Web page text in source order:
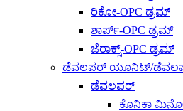
ರಿಕೋ-OPC ಡ್ರಮ್
ಶಾರ್ಪ್-OPC ಡ್ರಮ್
ಜೆರಾಕ್ಸ್-OPC ಡ್ರಮ್
ಡೆವಲಪರ್ ಯೂನಿಟ್/
ಡೆವಲಪರ್
ಕೊನಿಕಾ